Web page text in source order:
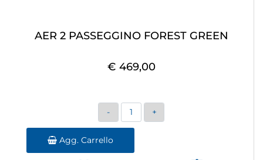
AER 2 PASSEGGINO FOREST GREEN
€ 469,00
Quantità
Agg. Carrello